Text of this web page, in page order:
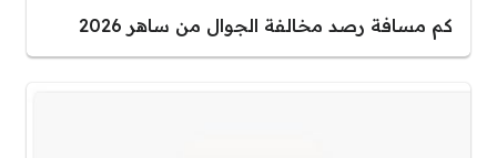
كم مسافة رصد مخالفة الجوال من ساهر 2026